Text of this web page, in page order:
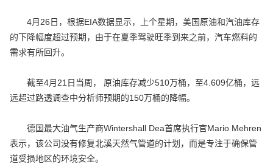
4月26日，根据EIA数据显示，上个星期，美国原油和汽油库存
的下降幅度超过预期，由于在夏季驾驶旺季到来之前，汽车燃料的
需求有所回升。
截至4月21日当周， 原油库存减少510万桶，至4.609亿桶，远
远超过路透调查中分析师预期的150万桶的降幅。
德国最大油气生产商Wintershall Dea首席执行官Mario Mehren
表示，该公司没有修复北溪天然气管道的计划，而是专注于确保管
道受损地区的环境安全。